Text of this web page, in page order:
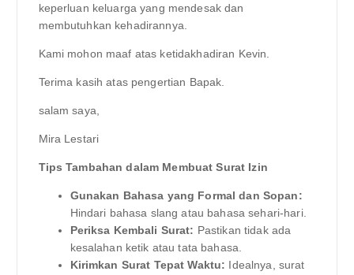
keperluan keluarga yang mendesak dan
membutuhkan kehadirannya.
Kami mohon maaf atas ketidakhadiran Kevin.
Terima kasih atas pengertian Bapak.
salam saya,
Mira Lestari
Tips Tambahan dalam Membuat Surat Izin
Gunakan Bahasa yang Formal dan Sopan:
Hindari bahasa slang atau bahasa sehari-hari.
Periksa Kembali Surat: Pastikan tidak ada
kesalahan ketik atau tata bahasa.
Kirimkan Surat Tepat Waktu: Idealnya, surat